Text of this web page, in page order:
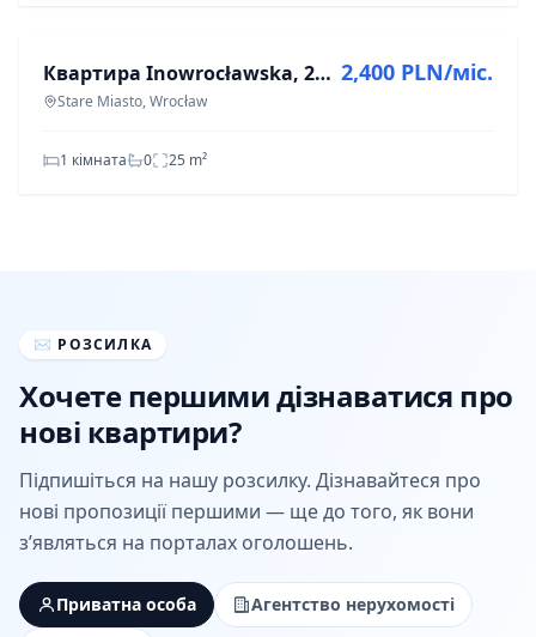
Квартира Inowrocławska, 25м²
Stare Miasto, Wrocław
2,400 PLN/міс.
1 кімната 0 25 m²
✉ РОЗСИЛКА
Хочете першими дізнаватися про
нові квартири?
Підпишіться на нашу розсилку. Дізнавайтеся про
нові пропозиції першими — ще до того, як вони
з’являться на порталах оголошень.
Приватна особа
Агентство нерухомості